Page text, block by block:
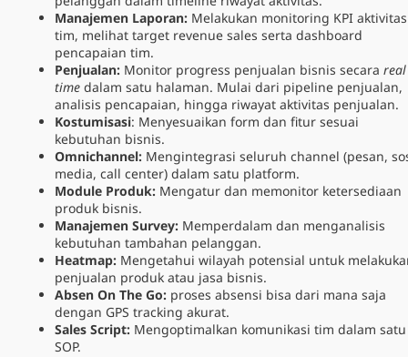
Manajemen Laporan: Melakukan monitoring KPI aktivitas
tim, melihat target revenue sales serta dashboard
pencapaian tim.
Penjualan: Monitor progress penjualan bisnis secara real
time dalam satu halaman. Mulai dari pipeline penjualan,
analisis pencapaian, hingga riwayat aktivitas penjualan.
Kostumisasi: Menyesuaikan form dan fitur sesuai
kebutuhan bisnis.
Omnichannel: Mengintegrasi seluruh channel (pesan,
media, call center) dalam satu platform.
Module Produk: Mengatur dan memonitor ketersediaan
produk bisnis.
Manajemen Survey: Memperdalam dan menganalisis
kebutuhan tambahan pelanggan.
Heatmap: Mengetahui wilayah potensial untuk
penjualan produk atau jasa bisnis.
Absen On The Go: proses absensi bisa dari mana saja
dengan GPS tracking akurat.
Sales Script: Mengoptimalkan komunikasi tim dalam satu
SOP.